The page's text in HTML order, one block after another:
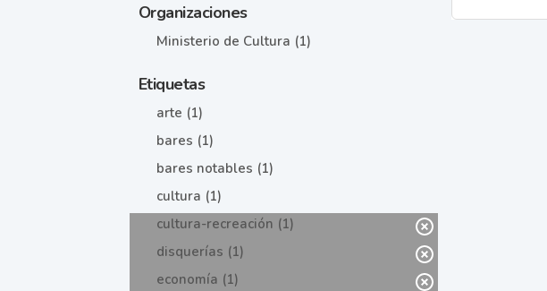
Organizaciones
Ministerio de Cultura (1)
Etiquetas
arte (1)
bares (1)
bares notables (1)
cultura (1)
cultura-recreación (1)
disquerías (1)
economía (1)